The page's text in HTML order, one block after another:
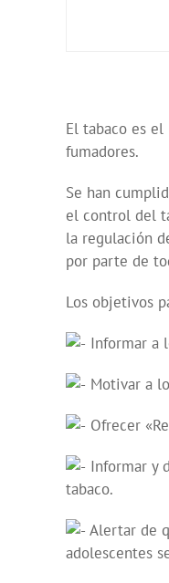
El tabaco es
fumadores.
Se han
el control del
la regulación
por parte de
Los objetivos
Informar a
Motivar a
Ofrecer
Informar y
tabaco.
Alertar de
adolescentes